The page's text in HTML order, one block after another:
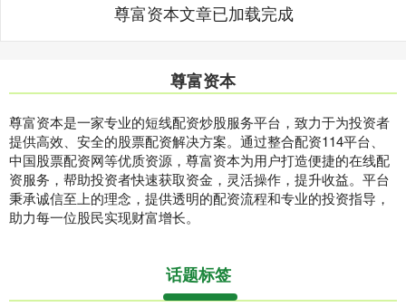
尊富资本文章已加载完成
尊富资本
尊富资本是一家专业的短线配资炒股服务平台，致力于为投资者
提供高效、安全的股票配资解决方案。通过整合配资114平台、
中国股票配资网等优质资源，尊富资本为用户打造便捷的在线配
资服务，帮助投资者快速获取资金，灵活操作，提升收益。平台
秉承诚信至上的理念，提供透明的配资流程和专业的投资指导，
助力每一位股民实现财富增长。
话题标签